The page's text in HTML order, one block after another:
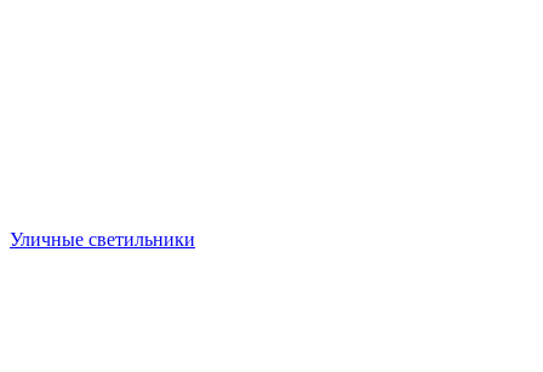
Уличные светильники